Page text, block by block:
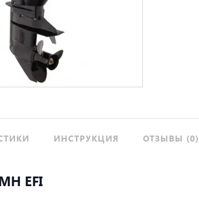
ИНСТРУКЦИЯ ОТЗЫВЫ (0)
EFI